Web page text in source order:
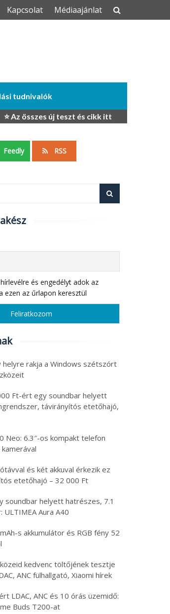
Kapcsolat Médiaajánlat
tudnivalók
⭐ Az összes új teszt és cikk itt
Feedly RSS
és engedélyt adok az
ezen az űrlapon keresztül
helyre rakja a Windows szétszórt
Ft-ért egy soundbar helyett
távirányítós etetőhajó,
Neo: 6.3″-os kompakt telefon
és két akkuval érkezik ez
etetőhajó – 32 000 Ft
soundbar helyett hatrészes, 7.1
ULTIMEA Aura A40
s akkumulátor és RGB fény 52
kedvenc töltőjének tesztje
ANC fülhallgató, Xiaomi hírek
LDAC, ANC és 10 órás üzemidő:
Buds T200-at